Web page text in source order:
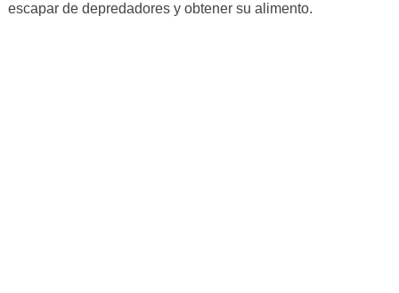
escapar de depredadores y obtener su alimento.